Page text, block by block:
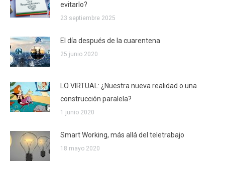
evitarlo?
23 septiembre 2025
El día después de la cuarentena
25 junio 2020
LO VIRTUAL: ¿Nuestra nueva realidad o una
construcción paralela?
1 junio 2020
Smart Working, más allá del teletrabajo
18 mayo 2020